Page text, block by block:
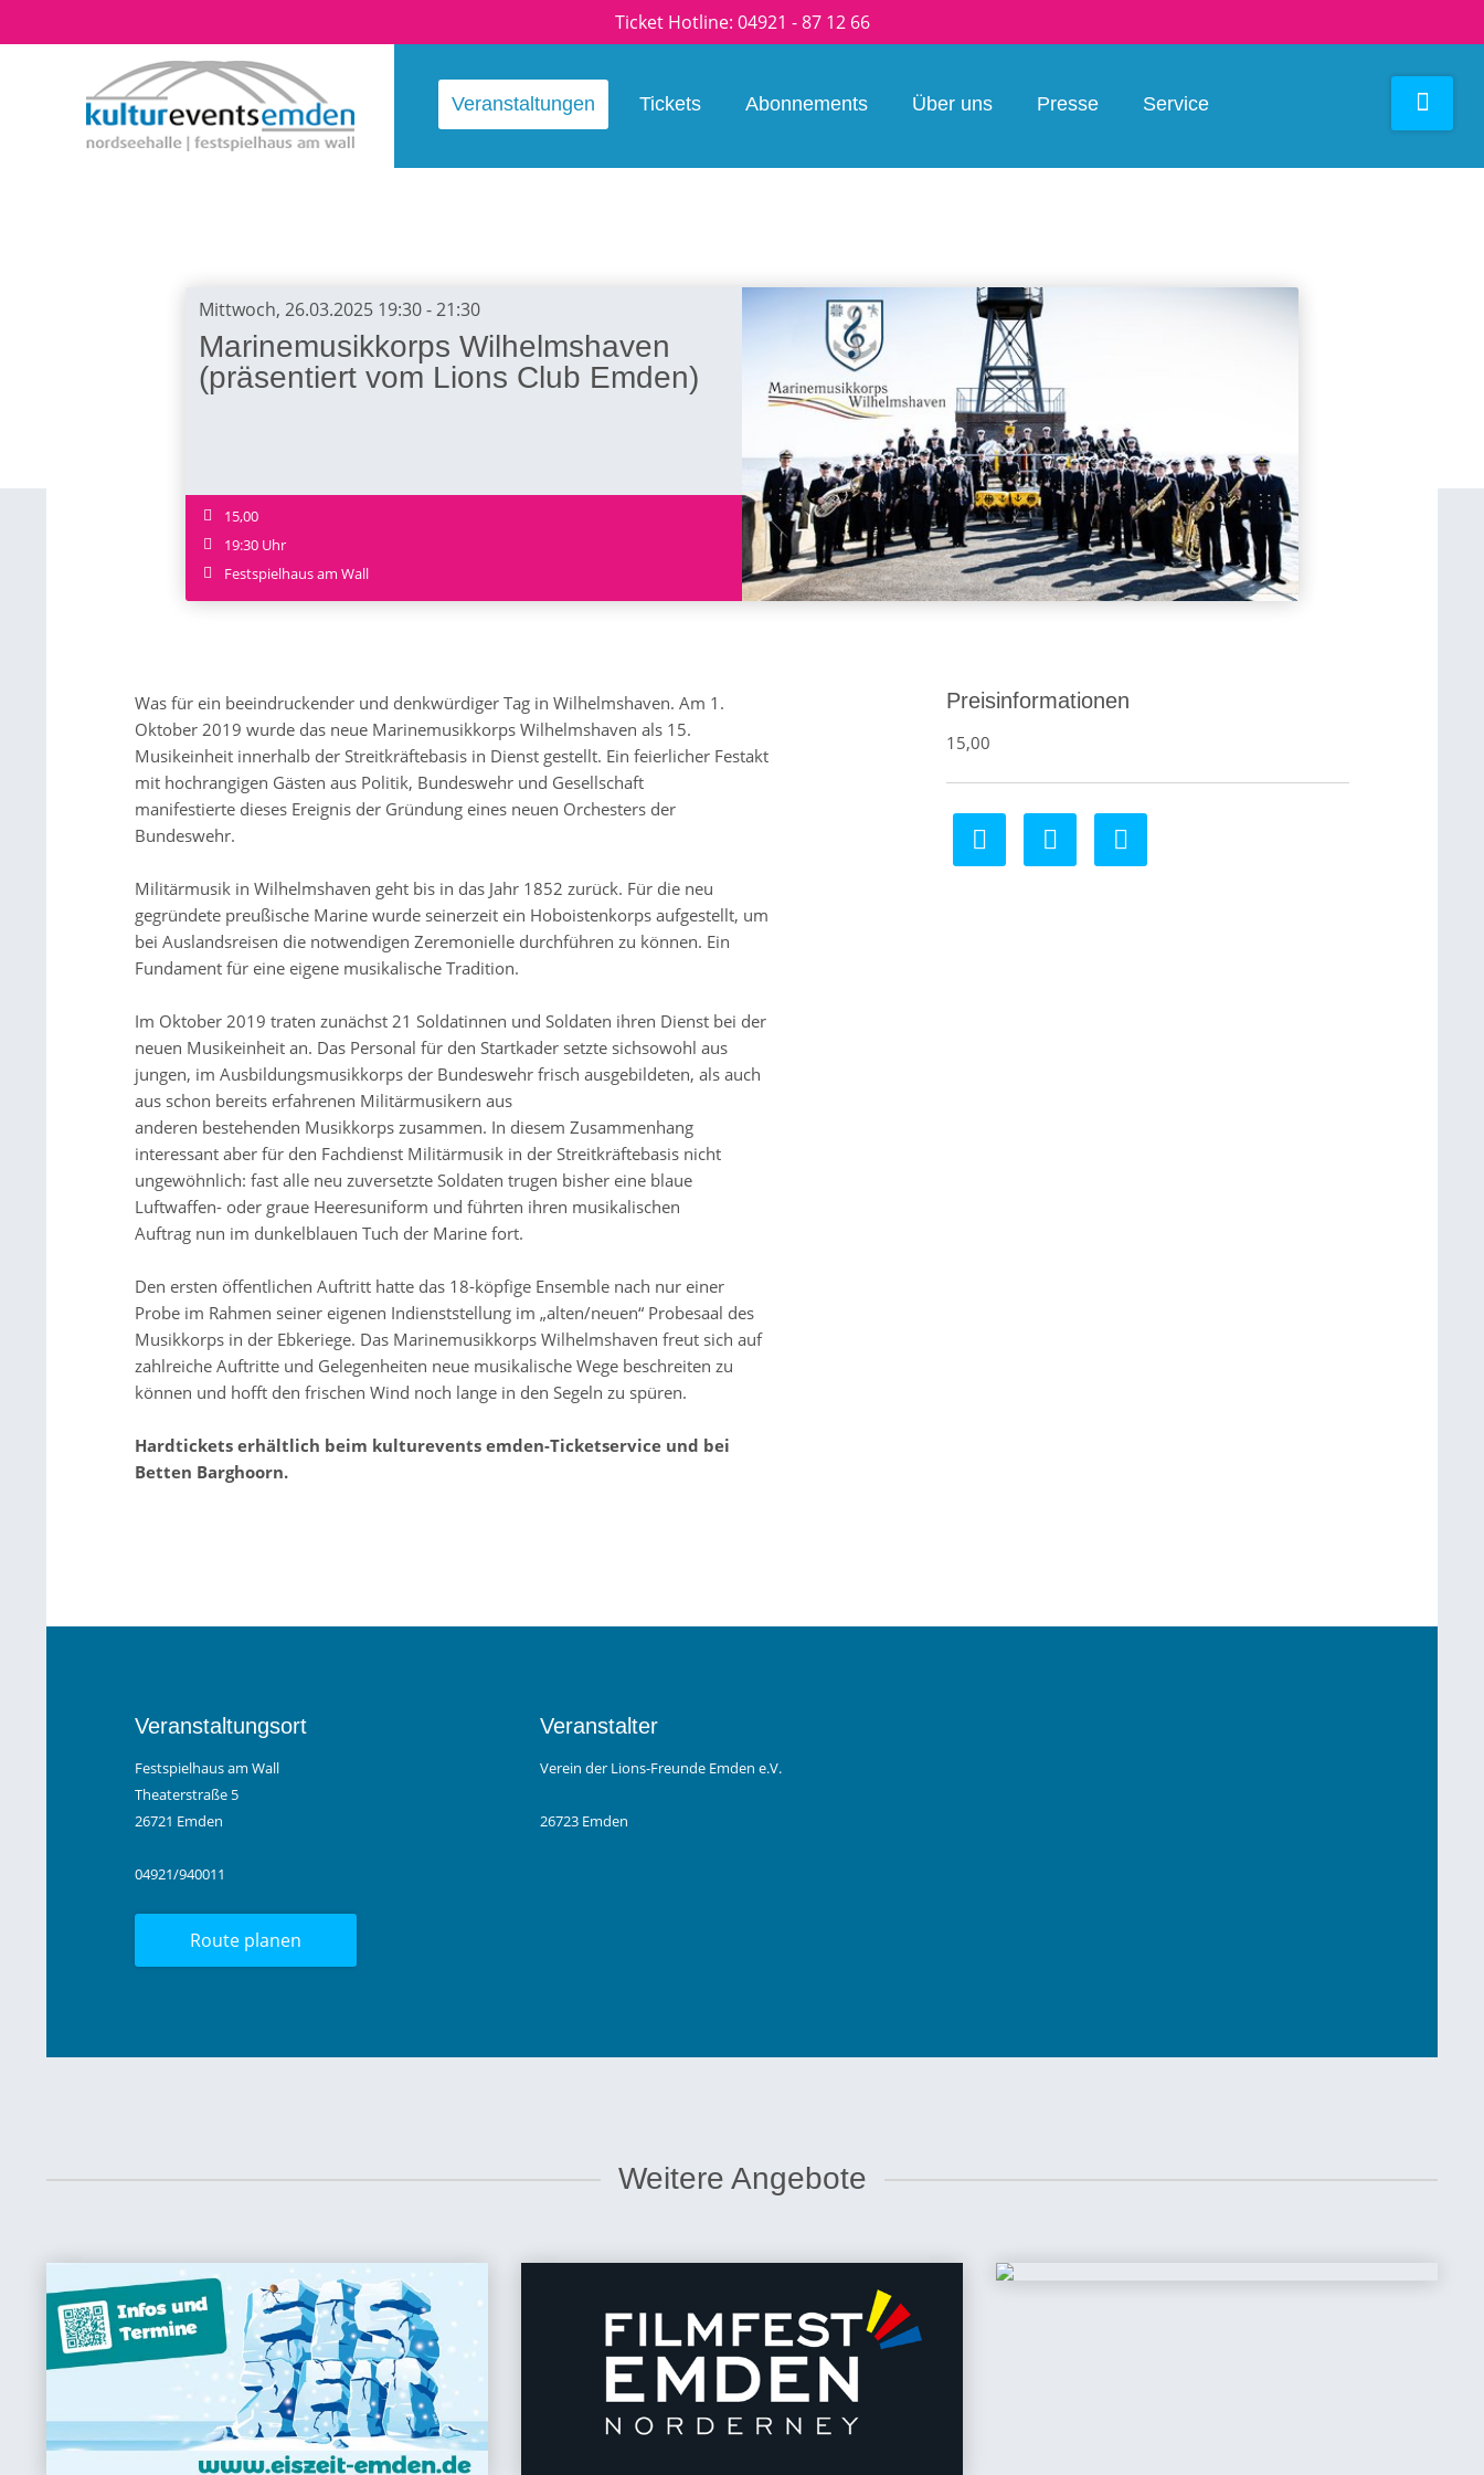
Ticket Hotline: 04921 - 87 12 66
Veranstaltungen Tickets Abonnements Über uns Presse Service
Mittwoch, 26.03.2025 19:30 - 21:30
Marinemusikkorps Wilhelmshaven
(präsentiert vom Lions Club Emden)
15,00
19:30 Uhr
Festspielhaus am Wall
Was für ein beeindruckender und denkwürdiger Tag in Wilhelmshaven. Am 1.
Oktober 2019 wurde das neue Marinemusikkorps Wilhelmshaven als 15.
Musikeinheit innerhalb der Streitkräftebasis in Dienst gestellt. Ein feierlicher Festakt
mit hochrangigen Gästen aus Politik, Bundeswehr und Gesellschaft
manifestierte dieses Ereignis der Gründung eines neuen Orchesters der
Bundeswehr.
Militärmusik in Wilhelmshaven geht bis in das Jahr 1852 zurück. Für die neu
gegründete preußische Marine wurde seinerzeit ein Hoboistenkorps aufgestellt, um
bei Auslandsreisen die notwendigen Zeremonielle durchführen zu können. Ein
Fundament für eine eigene musikalische Tradition.
Im Oktober 2019 traten zunächst 21 Soldatinnen und Soldaten ihren Dienst bei der
neuen Musikeinheit an. Das Personal für den Startkader setzte sichsowohl aus
jungen, im Ausbildungsmusikkorps der Bundeswehr frisch ausgebildeten, als auch
aus schon bereits erfahrenen Militärmusikern aus
anderen bestehenden Musikkorps zusammen. In diesem Zusammenhang
interessant aber für den Fachdienst Militärmusik in der Streitkräftebasis nicht
ungewöhnlich: fast alle neu zuversetzte Soldaten trugen bisher eine blaue
Luftwaffen- oder graue Heeresuniform und führten ihren musikalischen
Auftrag nun im dunkelblauen Tuch der Marine fort.
Den ersten öffentlichen Auftritt hatte das 18-köpfige Ensemble nach nur einer
Probe im Rahmen seiner eigenen Indienststellung im „alten/neuen“ Probesaal des
Musikkorps in der Ebkeriege. Das Marinemusikkorps Wilhelmshaven freut sich auf
zahlreiche Auftritte und Gelegenheiten neue musikalische Wege beschreiten zu
können und hofft den frischen Wind noch lange in den Segeln zu spüren.
Hardtickets erhältlich beim kulturevents emden-Ticketservice und bei
Betten Barghoorn.
Preisinformationen
15,00
Veranstaltungsort
Festspielhaus am Wall
Theaterstraße 5
26721 Emden
04921/940011
Route planen
Veranstalter
Verein der Lions-Freunde Emden e.V.
26723 Emden
Weitere Angebote